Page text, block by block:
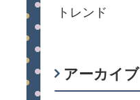
トレンド
アーカイブ